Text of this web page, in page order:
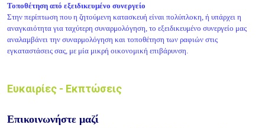
Τοποθέτηση από εξειδικευμένο συνεργείο
Στην περίπτωση που η ζητούμενη κατασκευή είναι πολύπλοκη, ή υπάρχει η
αναγκαιότητα για ταχύτερη συναρμολόγηση, το εξειδικευμένο συνεργείο μας
αναλαμβάνει την συναρμολόγηση και τοποθέτηση των ραφιών στις
εγκαταστάσεις σας, με μία μικρή οικονομική επιβάρυνση.
Ευκαιρίες - Εκπτώσεις
Επικοινωνήστε μαζί